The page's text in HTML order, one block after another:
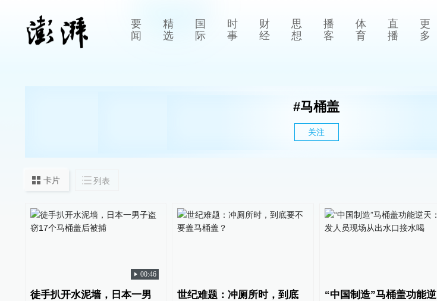
要
闻
精
选
国
际
时
事
财
经
思
想
播
客
体
育
直
播
更
多
#马桶盖
关注
卡片 列表
00:46
徒手扒开水泥墙，日本一男
世纪难题：冲厕所时，到底
“中国制造”马桶盖功能逆